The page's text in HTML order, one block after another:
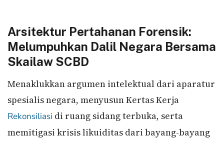
Arsitektur Pertahanan Forensik:
Melumpuhkan Dalil Negara Bersama
Skailaw SCBD
Menaklukkan argumen intelektual dari aparatur
spesialis negara, menyusun Kertas Kerja
Rekonsiliasi di ruang sidang terbuka, serta
memitigasi krisis likuiditas dari bayang-bayang